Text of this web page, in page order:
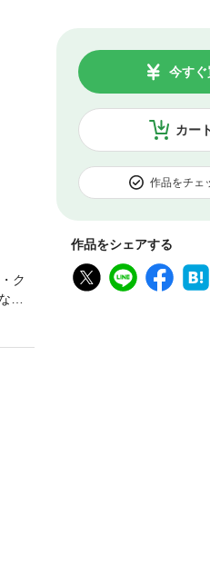
カー
今すぐ
作品をチェ
作品をシェアする
ク
っ